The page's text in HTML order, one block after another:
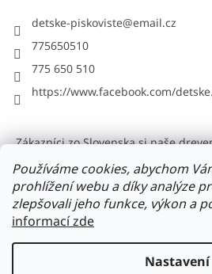
Používáme cookies, abychom
prohlížení webu a díky analýze
zlepšovali jeho funkce, výkon a
informací zde
Nastavení
detske-piskoviste@email.cz
775650510
775 650 510
https://www.facebook.com/
Zákazníci zo Slovenska si naše
Doporučujeme: Rizikové